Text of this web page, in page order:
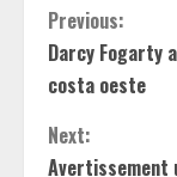
C
o
n
Previous:
Darcy Fogarty
costa oeste
Next:
Avertissement